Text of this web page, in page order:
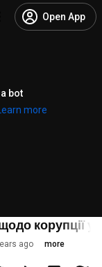
Open App
bot
Learn more
корупції
ago more